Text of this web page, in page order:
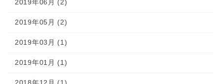
2019年06月 (2)
2019年05月 (2)
2019年03月 (1)
2019年01月 (1)